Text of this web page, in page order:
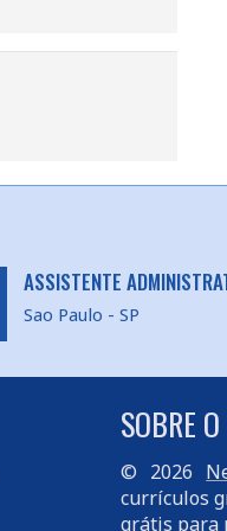
ASSISTENTE
Sao Paulo - SP
SOBRE
© 2026
currículos
grátis para